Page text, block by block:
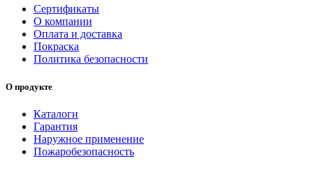
Сертификаты
О компании
Оплата и доставка
Покраска
Политика безопасности
О продукте
Каталоги
Гарантия
Наружное применение
Пожаробезопасность